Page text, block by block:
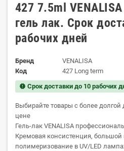
427 7.5ml VENALISA
гель лак. Срок
рабочих дней
Бренд
VENALISA
Код
427 Long term
new_releases Срок доставки до 10 рабочих
Выбирайте товары с более долгой
цене
Гель-лак VENALISA
Кремовая консистенция, большой
полимеризование в UV/LED